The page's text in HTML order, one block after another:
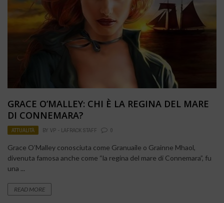
GRACE O’MALLEY: CHI È LA REGINA DEL MARE
DI CONNEMARA?
ATTUALITÀ BY VP - LAFRACK STAFF 0
Grace O’Malley conosciuta come Granuaile o Grainne Mhaol,
divenuta famosa anche come “la regina del mare di Connemara”, fu
una ...
READ MORE